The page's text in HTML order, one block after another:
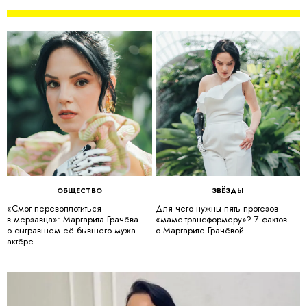
ОБЩЕСТВО
«Смог перевоплотиться
в мерзавца»: Маргарита Грачёва
о сыгравшем её бывшего мужа
актёре
ЗВЁЗДЫ
Для чего нужны пять протезов
«маме-трансформеру»? 7 фактов
о Маргарите Грачёвой